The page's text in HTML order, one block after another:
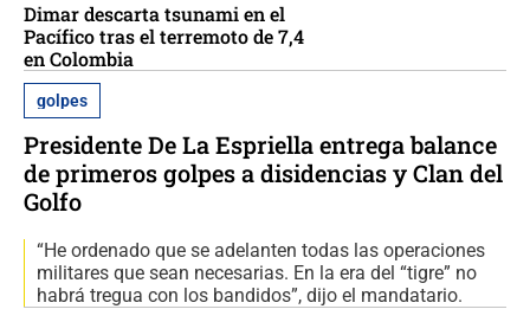
Dimar descarta tsunami en el
Pacífico tras el terremoto de 7,4
en Colombia
golpes
Presidente De La Espriella entrega balance
de primeros golpes a disidencias y Clan del
Golfo
“He ordenado que se adelanten todas las operaciones
militares que sean necesarias. En la era del “tigre” no
habrá tregua con los bandidos”, dijo el mandatario.